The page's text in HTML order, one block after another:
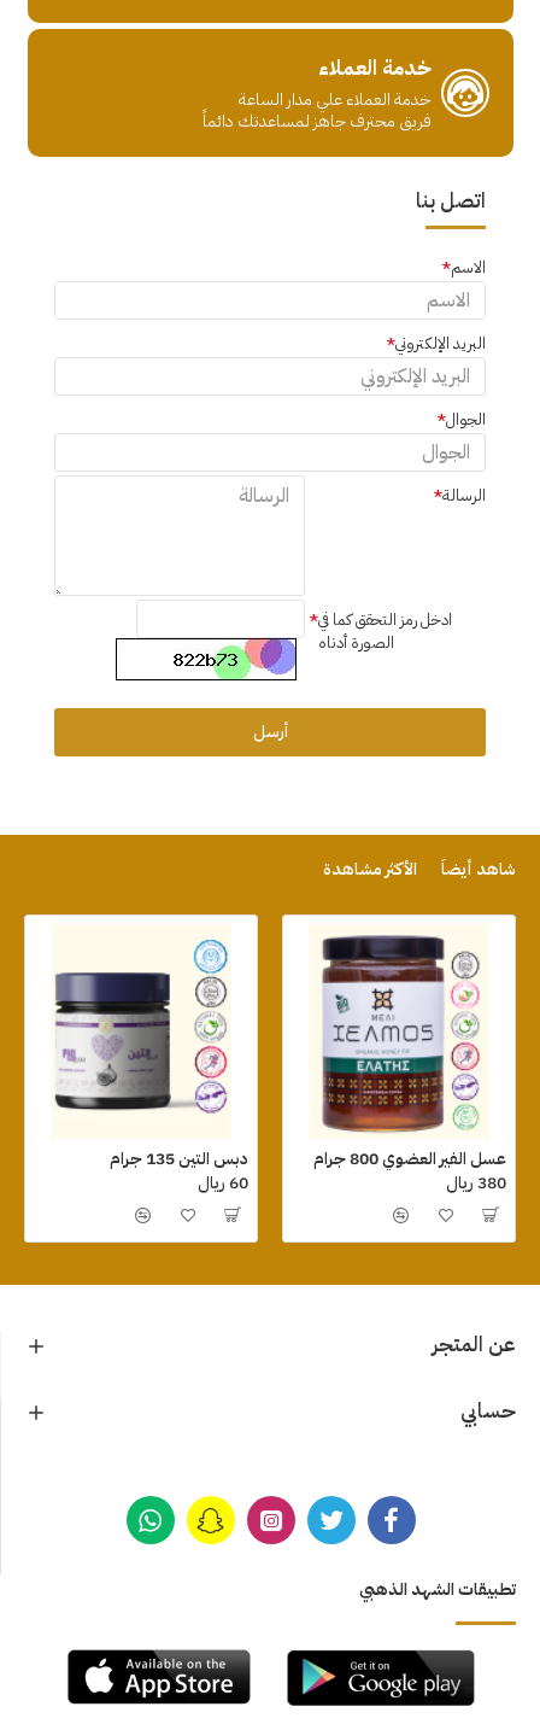
خدمة العملاء
خدمة العملاء علي مدار الساعة
فريق محترف جاهز لمساعدتك دائماً
اتصل بنا
الاسم
البريد الإلكتروني
الجوال
الرسالة
ادخل رمز التحقق كما في
الصورة أدناه
أرسل
شاهد أيضاً الأكثر مشاهدة
عسل الفير العضوي 800 جرام
380 ريال
دبس التين 135 جرام
60 ريال
عن المتجر
حسابي
تطبيقات الشهد الذهبي